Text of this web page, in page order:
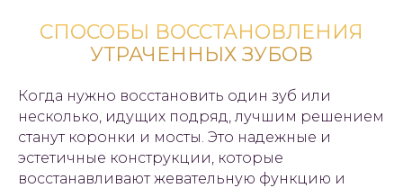
СПОСОБЫ ВОССТАНОВЛЕНИЯ
УТРАЧЕННЫХ ЗУБОВ
Когда нужно восстановить один зуб или
несколько, идущих подряд, лучшим решением
станут коронки и мосты. Это надежные и
эстетичные конструкции, которые
восстанавливают жевательную функцию и